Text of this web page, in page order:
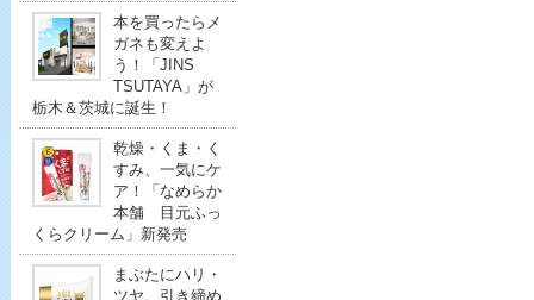
本を買ったらメ
ガネも変えよ
う！「JINS
TSUTAYA」が
栃木＆茨城に誕生！
乾燥・くま・く
すみ、一気にケ
ア！「なめらか
本舗 目元ふっ
くらクリーム」新発売
まぶたにハリ・
ツヤ、引き締め